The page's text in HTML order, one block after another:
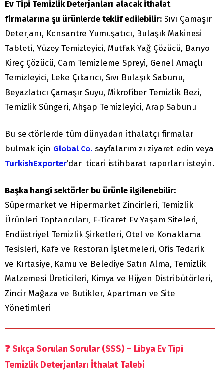
Ev Tipi Temizlik Deterjanları alacak ithalat
firmalarına şu ürünlerde teklif edilebilir: Sıvı Çamaşır
Deterjanı, Konsantre Yumuşatıcı, Bulaşık Makinesi
Tableti, Yüzey Temizleyici, Mutfak Yağ Çözücü, Banyo
Kireç Çözücü, Cam Temizleme Spreyi, Genel Amaçlı
Temizleyici, Leke Çıkarıcı, Sıvı Bulaşık Sabunu,
Beyazlatıcı Çamaşır Suyu, Mikrofiber Temizlik Bezi,
Temizlik Süngeri, Ahşap Temizleyici, Arap Sabunu
Bu sektörlerde tüm dünyadan ithalatçı firmalar
bulmak için Global Co. sayfalarımızı ziyaret edin veya
TurkishExporter’dan ticari istihbarat raporları isteyin.
Başka hangi sektörler bu ürünle ilgilenebilir:
Süpermarket ve Hipermarket Zincirleri, Temizlik
Ürünleri Toptancıları, E-Ticaret Ev Yaşam Siteleri,
Endüstriyel Temizlik Şirketleri, Otel ve Konaklama
Tesisleri, Kafe ve Restoran İşletmeleri, Ofis Tedarik
ve Kırtasiye, Kamu ve Belediye Satın Alma, Temizlik
Malzemesi Üreticileri, Kimya ve Hijyen Distribütörleri,
Zincir Mağaza ve Butikler, Apartman ve Site
Yönetimleri
❓Sıkça Sorulan Sorular (SSS) – Libya Ev Tipi
Temizlik Deterjanları İthalat Talebi